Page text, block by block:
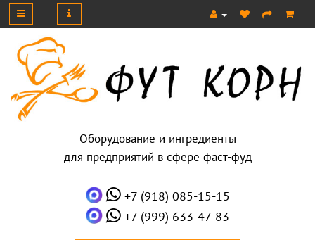
Оборудование и ингредиенты
для предприятий в сфере фаст-фуд
+7 (918) 085-15-15
+7 (999) 633-47-83